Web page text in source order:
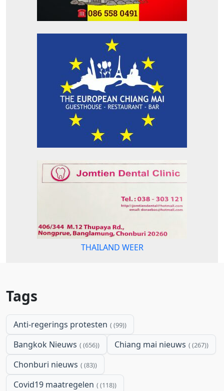
THAILAND WEER
Tags
Anti-regerings protesten (99)
Bangkok Nieuws (656) Chiang mai nieuws (267)
Chonburi nieuws (83)
Covid19 maatregelen (118)